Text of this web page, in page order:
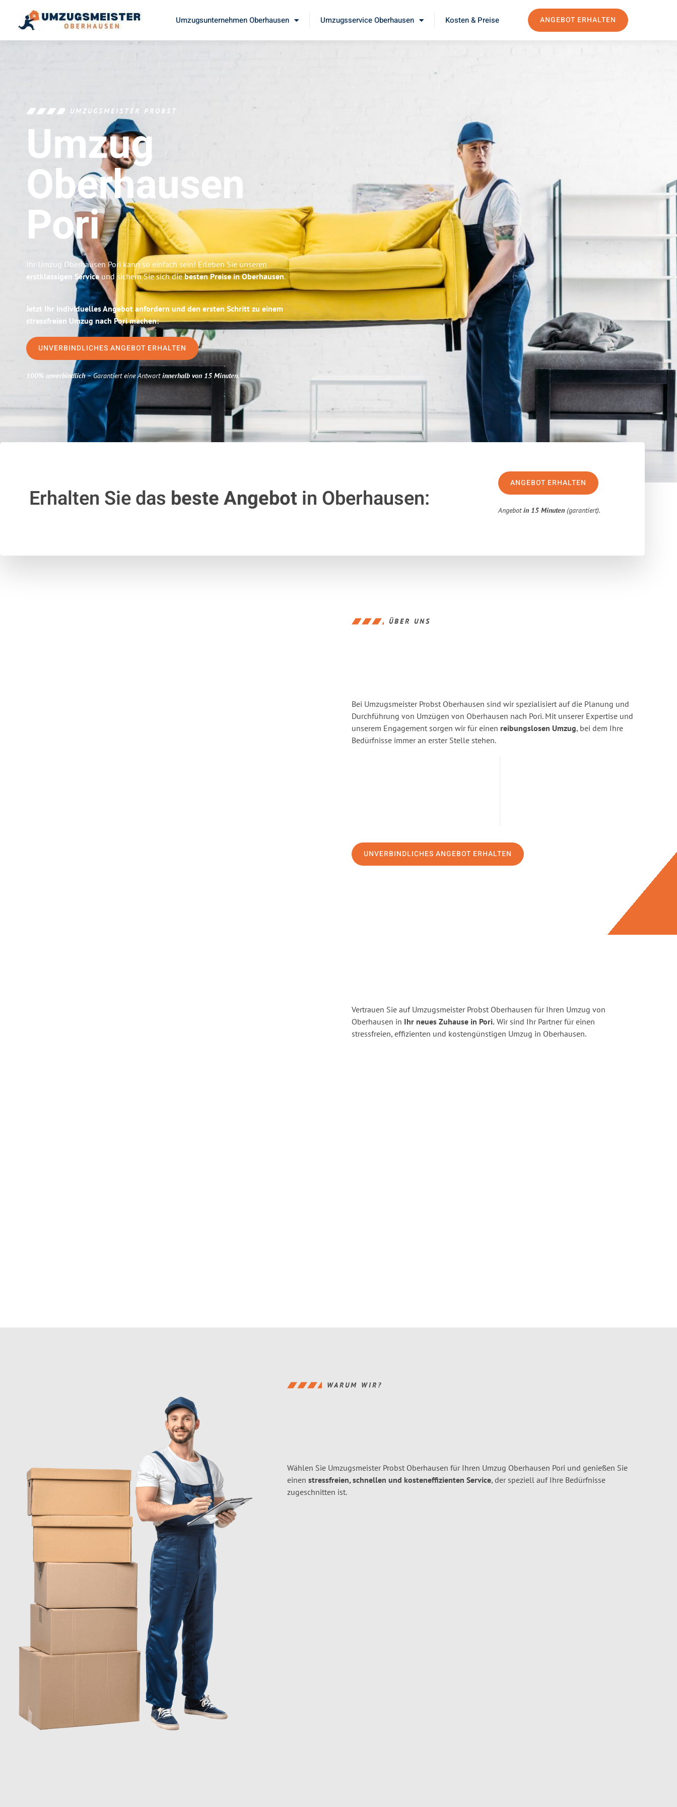
Umzugsunternehmen Oberhausen Umzugsservice Oberhausen Kosten & Preise ANGEBOT ERHALTEN
UMZUGSMEISTER PROBST
Umzug
Oberhausen
Pori
Ihr Umzug Oberhausen Pori kann so einfach sein! Erleben Sie unseren
erstklassigen Serviceund sichern Sie sich diebesten Preise in Oberhausen.
Jetzt Ihr individuelles Angebot anfordern und den ersten Schritt zu einem
stressfreien Umzug nach Pori machen:
UNVERBINDLICHES ANGEBOT ERHALTEN
100% unverbindlich– Garantiert eine Antwortinnerhalb von 15 Minuten.
Erhalten Sie das beste Angebotin Oberhausen:
ANGEBOT ERHALTEN
Angebotin 15 Minuten (garantiert).
ÜBER UNS
Bei Umzugsmeister Probst Oberhausen sind wir spezialisiert auf die Planung und
Durchführung von Umzügen von Oberhausen nach Pori. Mit unserer Expertise und
unserem Engagement sorgen wir für einen reibungslosen Umzug, bei dem Ihre
Bedürfnisse immer an erster Stelle stehen.
UNVERBINDLICHES ANGEBOT ERHALTEN
Vertrauen Sie auf Umzugsmeister Probst Oberhausen für Ihren Umzug von
Oberhausen in Ihr neues Zuhause in Pori. Wir sind Ihr Partner für einen
stressfreien, effizienten und kostengünstigen Umzug in Oberhausen.
WARUM WIR?
Wählen Sie Umzugsmeister Probst Oberhausen für Ihren Umzug Oberhausen Pori und genießen Sie
einen stressfreien, schnellen und kosteneffizienten Service, der speziell auf Ihre Bedürfnisse
zugeschnitten ist.